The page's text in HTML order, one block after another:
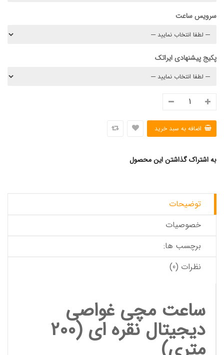
سرویس ساعت
پکیج پیشنهادی ایراتک
به اشتراک گذاشتن این محصول
توضیحات
خصوصیات
برچسب ها:
نظرات (0)
ساعت مچی غواصی
دیجیتال نقره ای (200